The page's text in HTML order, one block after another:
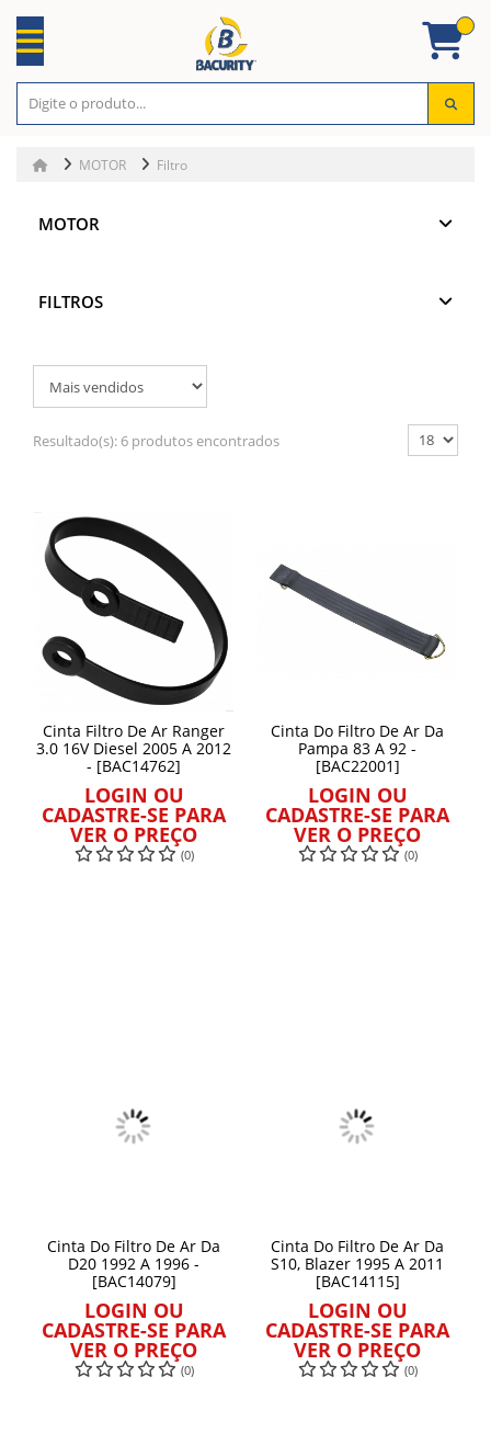
MOTOR Filtro
MOTOR
FILTROS
Resultado(s): 6 produtos encontrados
Cinta Filtro De Ar Ranger
3.0 16V Diesel 2005 A 2012
- [BAC14762]
LOGIN OU
CADASTRE-SE PARA
VER O PREÇO
(0)
Cinta Do Filtro De Ar Da
Pampa 83 A 92 -
[BAC22001]
LOGIN OU
CADASTRE-SE PARA
VER O PREÇO
(0)
Cinta Do Filtro De Ar Da
D20 1992 A 1996 -
[BAC14079]
LOGIN OU
CADASTRE-SE PARA
VER O PREÇO
(0)
Cinta Do Filtro De Ar Da
S10, Blazer 1995 A 2011
[BAC14115]
LOGIN OU
CADASTRE-SE PARA
VER O PREÇO
(0)